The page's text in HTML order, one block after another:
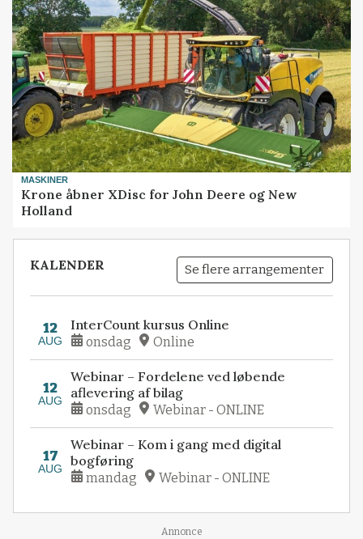
MASKINER
Krone åbner XDisc for John Deere og New
Holland
KALENDER Se flere arrangementer
12
AUG
InterCount kursus Online
onsdag Online
12
AUG
Webinar – Fordelene ved løbende
aflevering af bilag
onsdag Webinar - ONLINE
17
AUG
Webinar – Kom i gang med digital
bogføring
mandag Webinar - ONLINE
Annonce